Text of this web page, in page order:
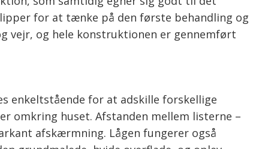
for at tænke på den første behandling og
vejr, og hele konstruktionen er gennemført
enkeltstående for at adskille forskellige
omkring huset. Afstanden mellem listerne –
afskærmning. Lågen fungerer også